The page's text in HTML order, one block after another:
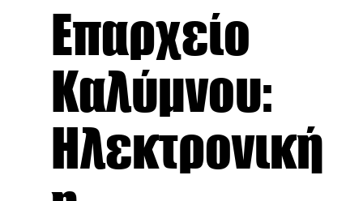
Επαρχείο
Καλύμνου:
Ηλεκτρονική